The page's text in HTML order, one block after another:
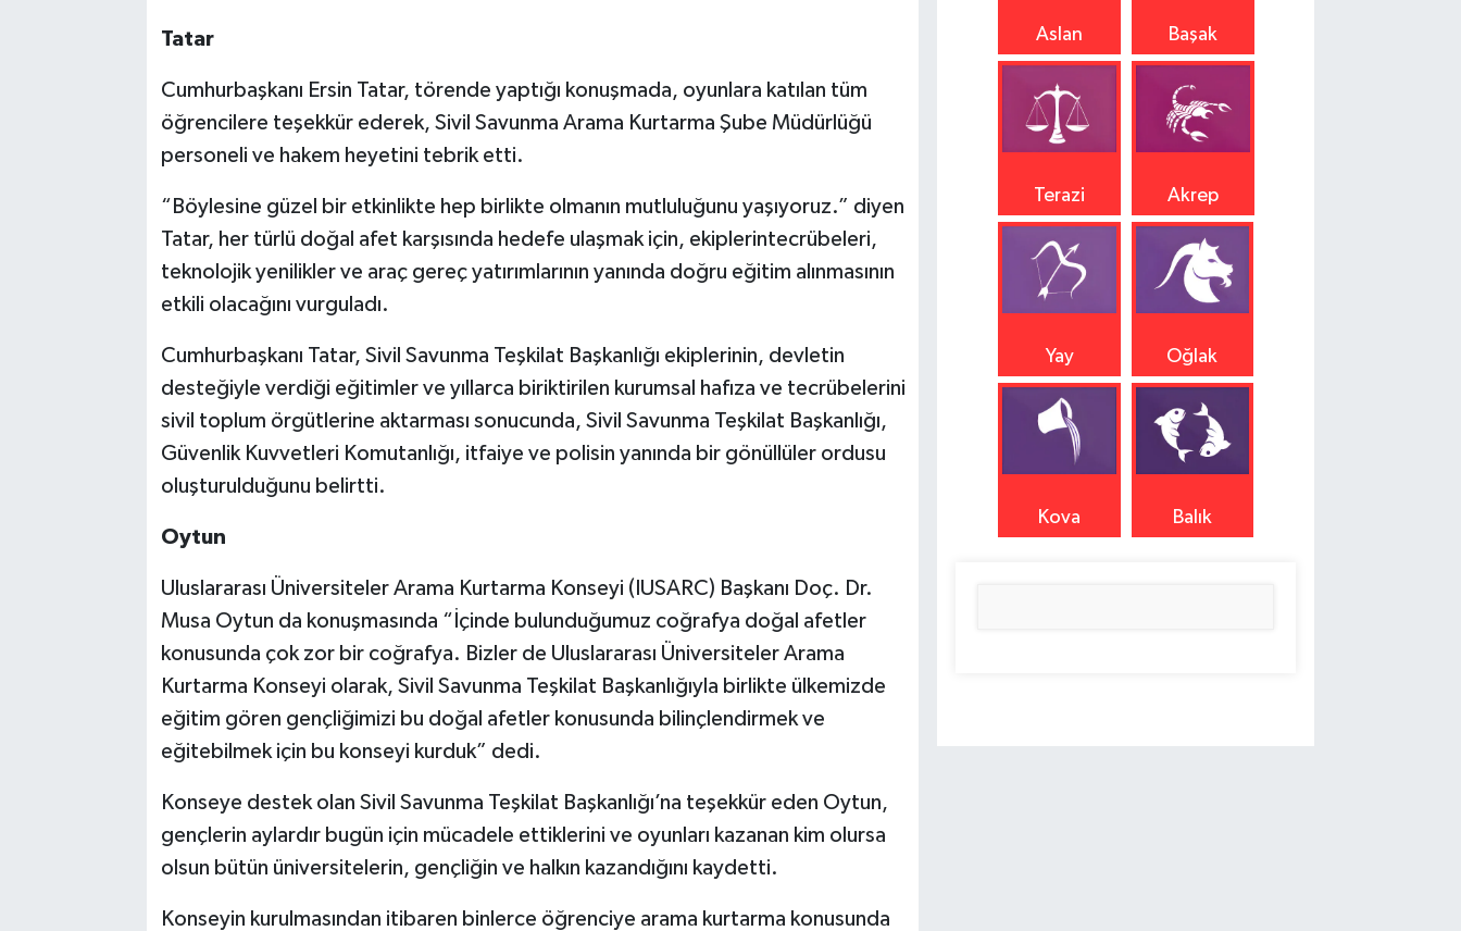
Tatar
Cumhurbaşkanı Ersin Tatar, törende yaptığı konuşmada, oyunlara katılan tüm
öğrencilere teşekkür ederek, Sivil Savunma Arama Kurtarma Şube Müdürlüğü
personeli ve hakem heyetini tebrik etti.
“Böylesine güzel bir etkinlikte hep birlikte olmanın mutluluğunu yaşıyoruz.” diyen
Tatar, her türlü doğal afet karşısında hedefe ulaşmak için, ekiplerintecrübeleri,
teknolojik yenilikler ve araç gereç yatırımlarının yanında doğru eğitim alınmasının
etkili olacağını vurguladı.
Cumhurbaşkanı Tatar, Sivil Savunma Teşkilat Başkanlığı ekiplerinin, devletin
desteğiyle verdiği eğitimler ve yıllarca biriktirilen kurumsal hafıza ve tecrübelerini
sivil toplum örgütlerine aktarması sonucunda, Sivil Savunma Teşkilat Başkanlığı,
Güvenlik Kuvvetleri Komutanlığı, itfaiye ve polisin yanında bir gönüllüler ordusu
oluşturulduğunu belirtti.
Oytun
Uluslararası Üniversiteler Arama Kurtarma Konseyi (IUSARC) Başkanı Doç. Dr.
Musa Oytun da konuşmasında “İçinde bulunduğumuz coğrafya doğal afetler
konusunda çok zor bir coğrafya. Bizler de Uluslararası Üniversiteler Arama
Kurtarma Konseyi olarak, Sivil Savunma Teşkilat Başkanlığıyla birlikte ülkemizde
eğitim gören gençliğimizi bu doğal afetler konusunda bilinçlendirmek ve
eğitebilmek için bu konseyi kurduk” dedi.
Konseye destek olan Sivil Savunma Teşkilat Başkanlığı’na teşekkür eden Oytun,
gençlerin aylardır bugün için mücadele ettiklerini ve oyunları kazanan kim olursa
olsun bütün üniversitelerin, gençliğin ve halkın kazandığını kaydetti.
Konseyin kurulmasından itibaren binlerce öğrenciye arama kurtarma konusunda
Aslan Başak
Terazi Akrep
Yay Oğlak
Kova Balık